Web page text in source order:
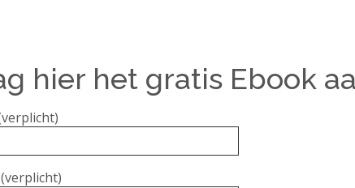
hier het gratis Ebook